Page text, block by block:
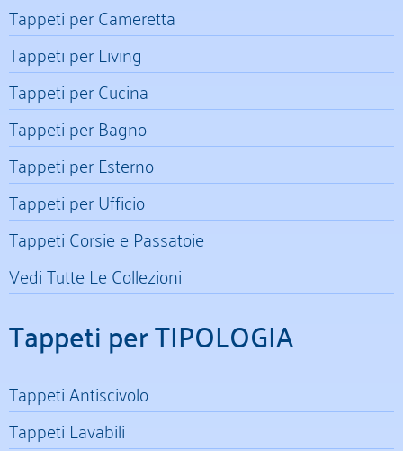
Tappeti per Cameretta
Tappeti per Living
Tappeti per Cucina
Tappeti per Bagno
Tappeti per Esterno
Tappeti per Ufficio
Tappeti Corsie e Passatoie
Vedi Tutte Le Collezioni
Tappeti per TIPOLOGIA
Tappeti Antiscivolo
Tappeti Lavabili